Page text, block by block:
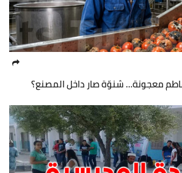
معجونة… شنوّة صار داخل المصنع؟